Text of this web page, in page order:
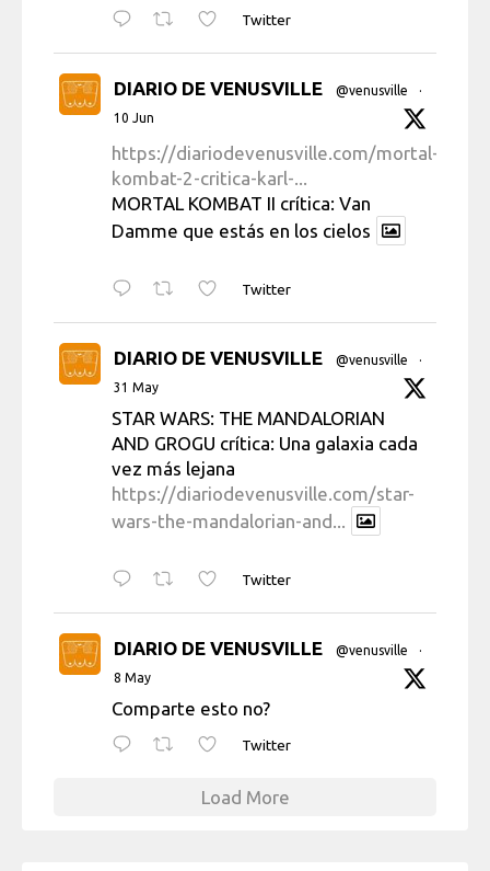
Twitter
DIARIO DE VENUSVILLE @venusville
·
10 Jun
https://diariodevenusville.com/mortal-
kombat-2-critica-karl-...
MORTAL KOMBAT II crítica: Van
Damme que estás en los cielos
Twitter
DIARIO DE VENUSVILLE @venusville
·
31 May
STAR WARS: THE MANDALORIAN
AND GROGU crítica: Una galaxia cada
vez más lejana
https://diariodevenusville.com/star-
wars-the-mandalorian-and...
Twitter
DIARIO DE VENUSVILLE @venusville
·
8 May
Comparte esto no?
Twitter
Load More